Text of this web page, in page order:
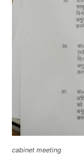
cabinet meeting